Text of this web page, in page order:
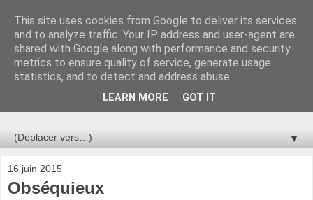
Au bistro !
La connerie étant le seul chemin susceptible de nous faire
entrevoir une parcelle de vérité, utilisons la par des moyens
de communication efficaces. Le temps qu'on remplisse nos
▼
16 juin 2015
Obséquieux
This site uses cookies from Google to deliver its services
and to analyze traffic. Your IP address and user-agent are
shared with Google along with performance and security
metrics to ensure quality of service, generate usage
statistics, and to detect and address abuse.
LEARN MORE GOT IT